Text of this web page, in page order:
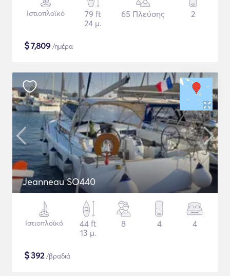
Ιστιοπλοϊκό
79 ft
24 μ.
65 Πλεύσης 2
$7,809 /ημέρα
Jeanneau SO440
Ιστιοπλοϊκό
44 ft
13 μ.
8 4 4
$392/βραδιά